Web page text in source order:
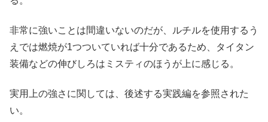
非常に強いことは間違いないのだが、ルチルを使用するう
えでは燃焼が1つついていれば十分であるため、タイタン
装備などの伸びしろはミスティのほうが上に感じる。
実用上の強さに関しては、後述する実践編を参照された
い。